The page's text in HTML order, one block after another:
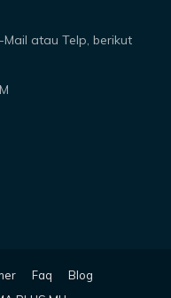
atau Telp, berikut
Faq
Blog